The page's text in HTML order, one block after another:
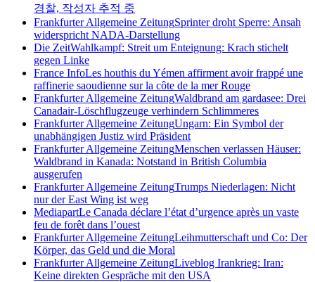
경찰, 작성자 추적 중
Frankfurter Allgemeine ZeitungSprinter droht Sperre: Ansah
widerspricht NADA-Darstellung
Die ZeitWahlkampf: Streit um Enteignung: Krach stichelt
gegen Linke
France InfoLes houthis du Yémen affirment avoir frappé une
raffinerie saoudienne sur la côte de la mer Rouge
Frankfurter Allgemeine ZeitungWaldbrand am gardasee: Drei
Canadair-Löschflugzeuge verhindern Schlimmeres
Frankfurter Allgemeine ZeitungUngarn: Ein Symbol der
unabhängigen Justiz wird Präsident
Frankfurter Allgemeine ZeitungMenschen verlassen Häuser:
Waldbrand in Kanada: Notstand in British Columbia
ausgerufen
Frankfurter Allgemeine ZeitungTrumps Niederlagen: Nicht
nur der East Wing ist weg
MediapartLe Canada déclare l’état d’urgence après un vaste
feu de forêt dans l’ouest
Frankfurter Allgemeine ZeitungLeihmutterschaft und Co: Der
Körper, das Geld und die Moral
Frankfurter Allgemeine ZeitungLiveblog Irankrieg: Iran:
Keine direkten Gespräche mit den USA